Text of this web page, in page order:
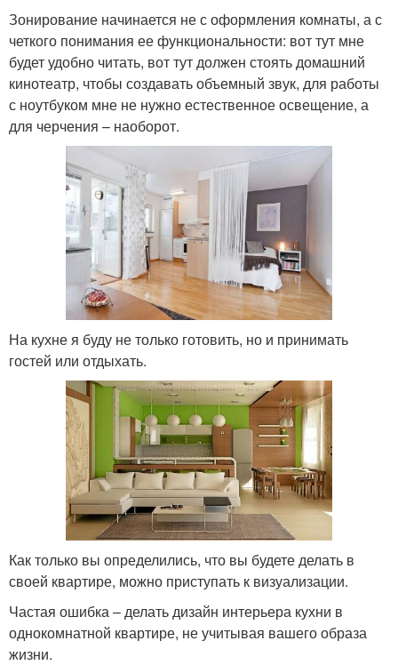
Зонирование начинается не с оформления комнаты, а с
четкого понимания ее функциональности: вот тут мне
будет удобно читать, вот тут должен стоять домашний
кинотеатр, чтобы создавать объемный звук, для работы
с ноутбуком мне не нужно естественное освещение, а
для черчения – наоборот.
На кухне я буду не только готовить, но и принимать
гостей или отдыхать.
Как только вы определились, что вы будете делать в
своей квартире, можно приступать к визуализации.
Частая ошибка – делать дизайн интерьера кухни в
однокомнатной квартире, не учитывая вашего образа
жизни.